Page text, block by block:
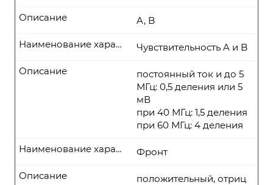
A, B
Описание
Чувствительность A и B
Наименование характеристики
постоянный ток и до 5
МГц: 0,5 деления или 5
мВ
при 40 МГц: 1,5 деления
при 60 МГц: 4 деления
Описание
Фронт
Наименование характеристики
положительный, отриц
Описание